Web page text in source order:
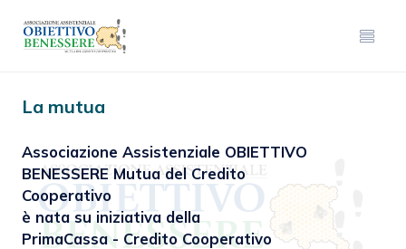
La mutua
Associazione Assistenziale OBIETTIVO
BENESSERE Mutua del Credito
Cooperativo
è nata su iniziativa della
PrimaCassa - Credito Cooperativo